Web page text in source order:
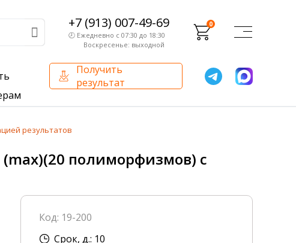
+7 (913) 007-49-69
🕗 Ежедневно с 07:30 до 18:30
Воскресенье: выходной
0
Получить
результат
О компании
Сертификаты и лицензии
О компании
Внутренний аудит
Франчайзинг
результатов
полиморфизмов) с
Код: 19-200
Срок, д.: 10